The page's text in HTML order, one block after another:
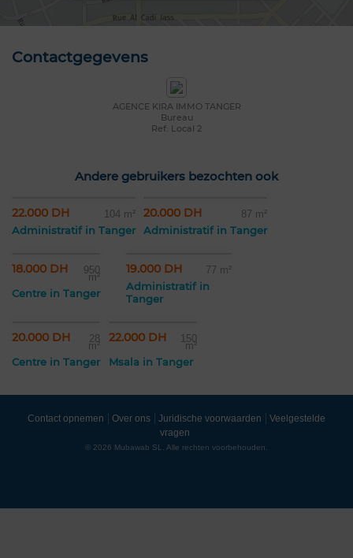
Contactgegevens
AGENCE KIRA IMMO TANGER
Bureau
Ref: Local 2
Andere gebruikers bezochten ook
22.000 DH 104 m²
Administratif in Tanger
20.000 DH 87 m²
Administratif in Tanger
18.000 DH 950
m²
Centre in Tanger
19.000 DH 77 m²
Administratif in
Tanger
20.000 DH 28
m²
Centre in Tanger
22.000 DH 150
m²
Msala in Tanger
Contact opnemen Over ons Juridische voorwaarden
Veelgestelde
vragen
© 2026 Mubawab SL. Alle rechten voorbehouden.